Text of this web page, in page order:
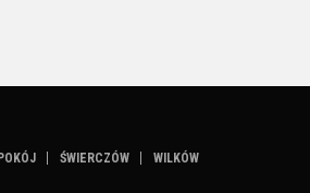
POKÓJ ŚWIERCZÓW WILKÓW